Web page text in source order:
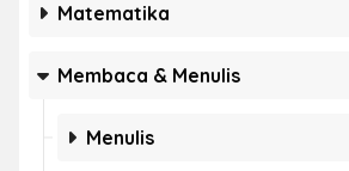
Matematika
Membaca & Menulis
Menulis